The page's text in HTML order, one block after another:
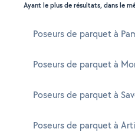
Ayant le plus de résultats, dans le
Poseurs de parquet à
Poseurs de parquet à
Poseurs de parquet à
Poseurs de parquet à